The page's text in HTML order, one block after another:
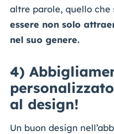
altre parole, quello che
essere non solo
nel suo genere.
4)
al design!
Un buon design